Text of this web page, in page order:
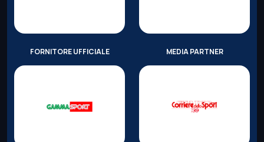
FORNITORE UFFICIALE MEDIA PARTNER